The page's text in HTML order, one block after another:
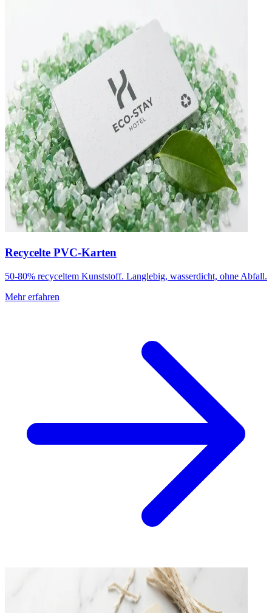
Recycelte PVC-Karten
50-80% recyceltem Kunststoff. Langlebig, wasserdicht, ohne Abfall.
Mehr erfahren